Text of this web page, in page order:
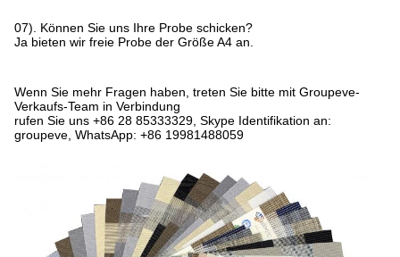
07). Können Sie uns Ihre Probe schicken?
Ja bieten wir freie Probe der Größe A4 an.
Wenn Sie mehr Fragen haben, treten Sie bitte mit Groupeve-
Verkaufs-Team in Verbindung
rufen Sie uns +86 28 85333329, Skype Identifikation an:
groupeve, WhatsApp: +86 19981488059